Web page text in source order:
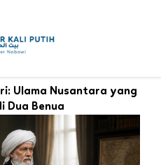
Ulama Nusantara yang
Dua Benua